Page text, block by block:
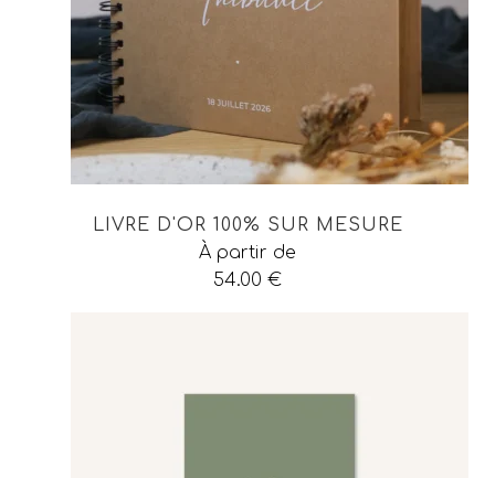
LIVRE D'OR 100% SUR MESURE
À partir de
54.00 €